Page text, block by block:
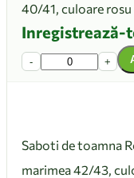
40/41, culoare rosu
Inregistrează-
- +
Saboti de toamna
marimea 42/43,